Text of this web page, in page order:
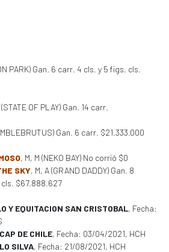
PARK) Gan. 6 carr. 4 cls. y 5 figs. cls.
OF PLAY) Gan. 14 carr.
Gan. 6 carr. $21.333.000
, M, M (NEKO BAY) No corrió $0
SKY, M, A (GRAND DADDY) Gan. 8
$67.888.627
Y EQUITACION SAN CRISTOBAL, Fecha:
DE CHILE, Fecha: 03/04/2021, HCH
SILVA, Fecha: 21/08/2021, HCH